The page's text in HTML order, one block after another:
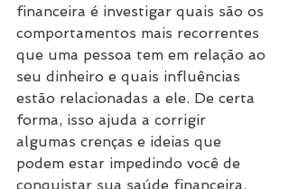
financeira é investigar quais são os
comportamentos mais recorrentes
que uma pessoa tem em relação ao
seu dinheiro e quais influências
estão relacionadas a ele. De certa
forma, isso ajuda a corrigir
algumas crenças e ideias que
podem estar impedindo você de
conquistar sua saúde financeira.